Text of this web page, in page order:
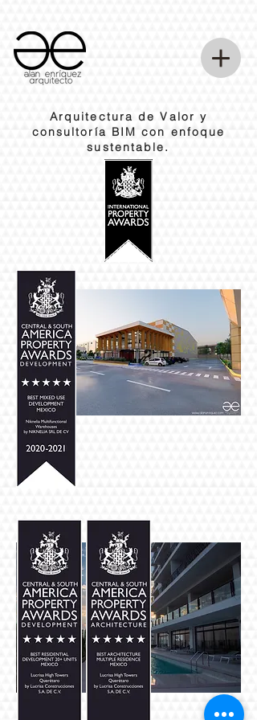
Arquitectura de Valor y
consultoría BIM con enfoque
sustentable.